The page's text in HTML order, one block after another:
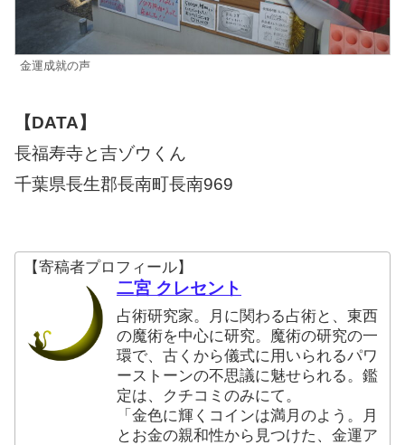
金運成就の声
【DATA】
長福寿寺と吉ゾウくん
千葉県長生郡長南町長南969
【寄稿者プロフィール】
二宮 クレセント
占術研究家。月に関わる占術と、東西
の魔術を中心に研究。魔術の研究の一
環で、古くから儀式に用いられるパワ
ーストーンの不思議に魅せられる。鑑
定は、クチコミのみにて。
「金色に輝くコインは満月のよう。月
とお金の親和性から見つけた、金運ア